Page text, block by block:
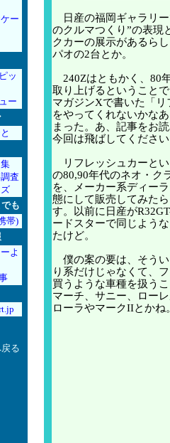
ー
ッ
ー
査
も
帯)
よ
る
日産の福岡ギャラリ
のクルマつくり”の表現
クカーの展示があるら
パオの2台とか。
240Zはともかく、80
取り上げるということ
マガジンXで書いた「
をやってくれないかな
まった。あ、記事をお
今回は飛ばしてくださ
リフレッシュカーと
の80,90年代のネオ・ク
を、メーカー系ディー
態にして販売してみた
す。以前に日産が
ードスターで同じよう
たけど。
僕の案の要は、そう
り系だけじゃなくて、
買うような車種を扱う
マーチ、サニー、ロー
ローラやマークIIとかね